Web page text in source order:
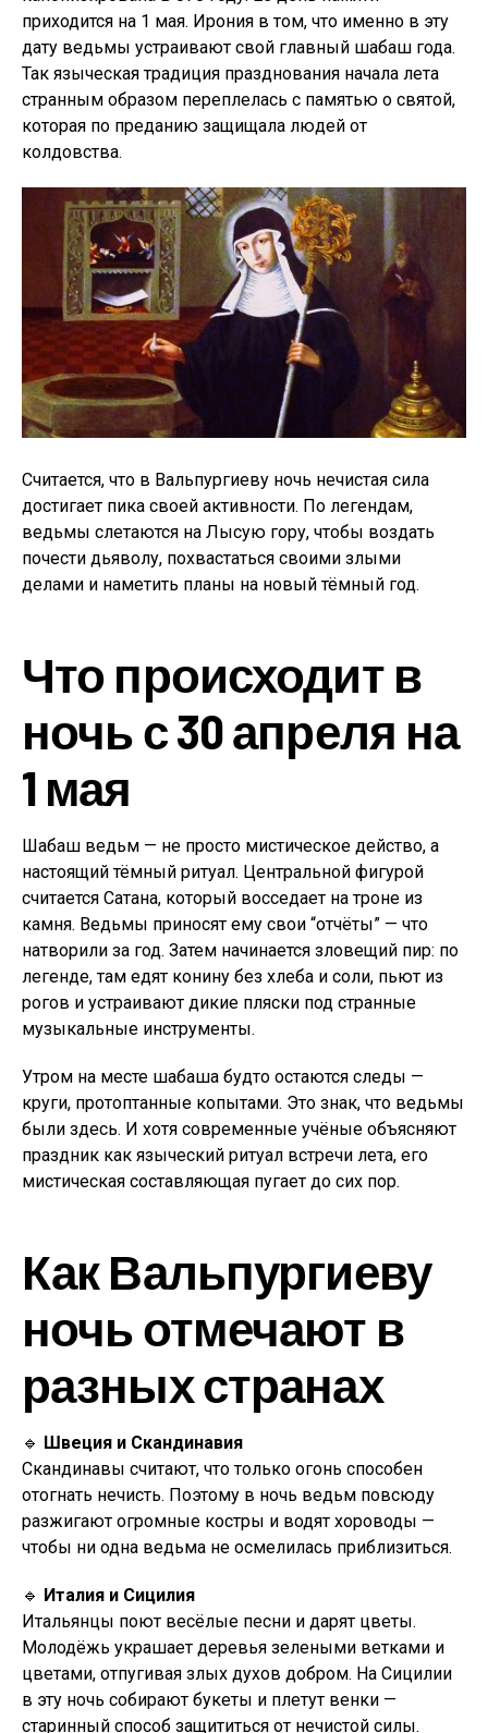
приходится на 1 мая. Ирония в том, что именно в эту
дату ведьмы устраивают свой главный шабаш года.
Так языческая традиция празднования начала лета
странным образом переплелась с памятью о святой,
которая по преданию защищала людей от
колдовства.
Считается, что в Вальпургиеву ночь нечистая сила
достигает пика своей активности. По легендам,
ведьмы слетаются на Лысую гору, чтобы воздать
почести дьяволу, похвастаться своими злыми
делами и наметить планы на новый тёмный год.
Что происходит в
ночь с 30 апреля на
1 мая
Шабаш ведьм — не просто мистическое действо, а
настоящий тёмный ритуал. Центральной фигурой
считается Сатана, который восседает на троне из
камня. Ведьмы приносят ему свои “отчёты” — что
натворили за год. Затем начинается зловещий пир: по
легенде, там едят конину без хлеба и соли, пьют из
рогов и устраивают дикие пляски под странные
музыкальные инструменты.
Утром на месте шабаша будто остаются следы —
круги, протоптанные копытами. Это знак, что ведьмы
были здесь. И хотя современные учёные объясняют
праздник как языческий ритуал встречи лета, его
мистическая составляющая пугает до сих пор.
Как Вальпургиеву
ночь отмечают в
разных странах
🔹 Швеция и Скандинавия
Скандинавы считают, что только огонь способен
отогнать нечисть. Поэтому в ночь ведьм повсюду
разжигают огромные костры и водят хороводы —
чтобы ни одна ведьма не осмелилась приблизиться.
🔹 Италия и Сицилия
Итальянцы поют весёлые песни и дарят цветы.
Молодёжь украшает деревья зелеными ветками и
цветами, отпугивая злых духов добром. На Сицилии
в эту ночь собирают букеты и плетут венки —
старинный способ защититься от нечистой силы.